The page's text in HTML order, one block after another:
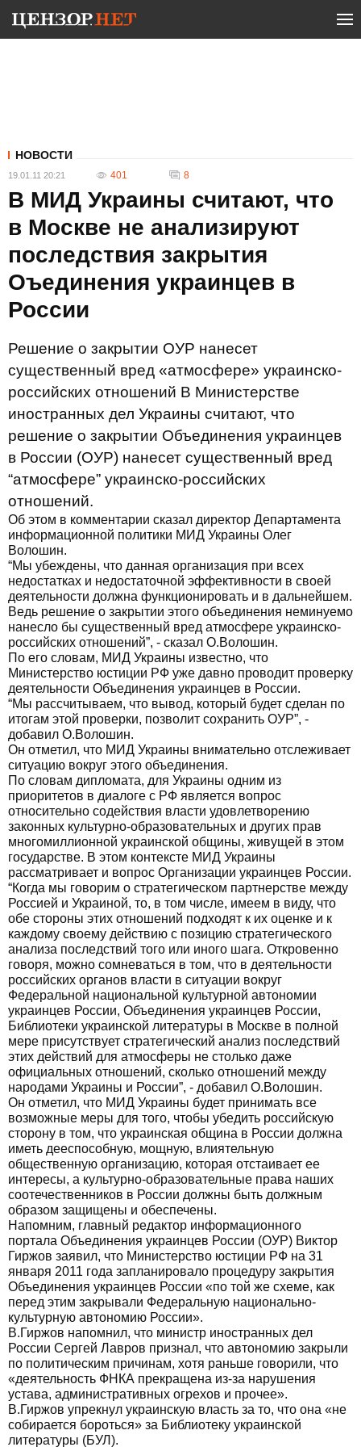
НОВОСТИ
19.01.11 20:21 401 8
В МИД Украины считают, что
в Москве не анализируют
последствия закрытия
Оъединения украинцев в
России
Решение о закрытии ОУР нанесет
существенный вред «атмосфере» украинско-
российских отношений В Министерстве
иностранных дел Украины считают, что
решение о закрытии Объединения украинцев
в России (ОУР) нанесет существенный вред
“атмосфере” украинско-российских
отношений.
Об этом в комментарии сказал директор Департамента
информационной политики МИД Украины Олег
Волошин.
“Мы убеждены, что данная организация при всех
недостатках и недостаточной эффективности в своей
деятельности должна функционировать и в дальнейшем.
Ведь решение о закрытии этого объединения неминуемо
нанесло бы существенный вред атмосфере украинско-
российских отношений”, - сказал О.Волошин.
По его словам, МИД Украины известно, что
Министерство юстиции РФ уже давно проводит проверку
деятельности Объединения украинцев в России.
“Мы рассчитываем, что вывод, который будет сделан по
итогам этой проверки, позволит сохранить ОУР”, -
добавил О.Волошин.
Он отметил, что МИД Украины внимательно отслеживает
ситуацию вокруг этого объединения.
По словам дипломата, для Украины одним из
приоритетов в диалоге с РФ является вопрос
относительно содействия власти удовлетворению
законных культурно-образовательных и других прав
многомиллионной украинской общины, живущей в этом
государстве. В этом контексте МИД Украины
рассматривает и вопрос Организации украинцев России.
“Когда мы говорим о стратегическом партнерстве между
Россией и Украиной, то, в том числе, имеем в виду, что
обе стороны этих отношений подходят к их оценке и к
каждому своему действию с позицию стратегического
анализа последствий того или иного шага. Откровенно
говоря, можно сомневаться в том, что в деятельности
российских органов власти в ситуации вокруг
Федеральной национальной культурной автономии
украинцев России, Объединения украинцев России,
Библиотеки украинской литературы в Москве в полной
мере присутствует стратегический анализ последствий
этих действий для атмосферы не столько даже
официальных отношений, сколько отношений между
народами Украины и России”, - добавил О.Волошин.
Он отметил, что МИД Украины будет принимать все
возможные меры для того, чтобы убедить российскую
сторону в том, что украинская община в России должна
иметь дееспособную, мощную, влиятельную
общественную организацию, которая отстаивает ее
интересы, а культурно-образовательные права наших
соотечественников в России должны быть должным
образом защищены и обеспечены.
Напомним, главный редактор информационного
портала Объединения украинцев России (ОУР) Виктор
Гиржов заявил, что Министерство юстиции РФ на 31
января 2011 года запланировало процедуру закрытия
Объединения украинцев России «по той же схеме, как
перед этим закрывали Федеральную национально-
культурную автономию России».
В.Гиржов напомнил, что министр иностранных дел
России Сергей Лавров признал, что автономию закрыли
по политическим причинам, хотя раньше говорили, что
«деятельность ФНКА прекращена из-за нарушения
устава, административных огрехов и прочее».
В.Гиржов упрекнул украинскую власть за то, что она «не
собирается бороться» за Библиотеку украинской
литературы (БУЛ).